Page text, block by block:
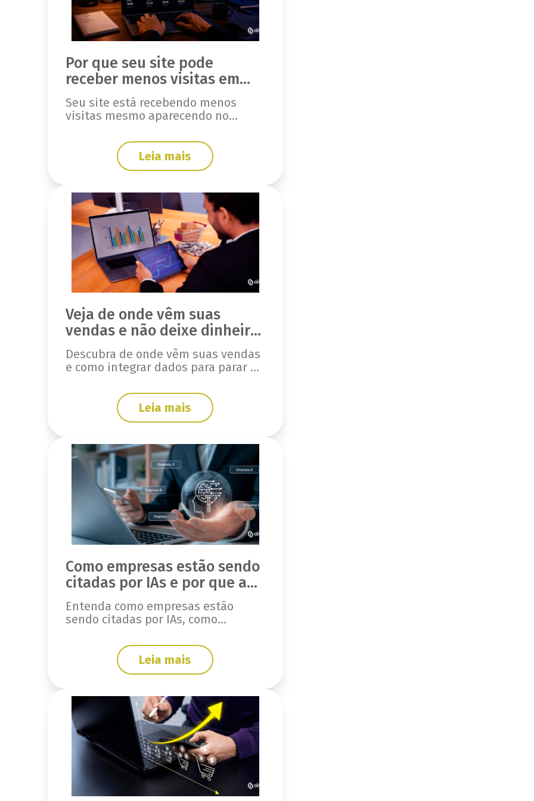
Por que seu site pode
receber menos visitas em
2026?
Seu site está recebendo menos
visitas mesmo aparecendo no
novas buscas impactam o tráfego
Leia mais
Veja de onde vêm suas
vendas e não deixe dinheiro
na mesa
Descubra de onde vêm suas vendas
e como integrar dados para parar de
sua receita com clareza.
Leia mais
Como empresas estão sendo
citadas por IAs e por que a
sua não está
Entenda como empresas estão
sendo citadas por IAs, como
Overviews, ChatGPT e Gemini, e o
que fazer para aparecer.
Leia mais